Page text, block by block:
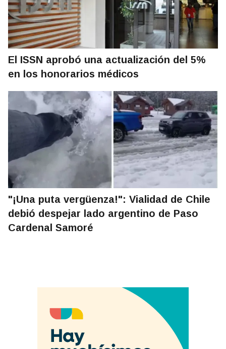
El ISSN aprobó una actualización del 5%
en los honorarios médicos
"¡Una puta vergüenza!": Vialidad de Chile
debió despejar lado argentino de Paso
Cardenal Samoré